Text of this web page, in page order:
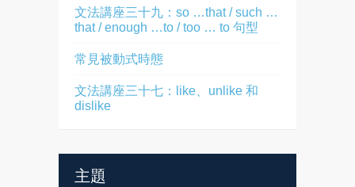
文法講座三十九：so …that / such …
that / enough …to / too … to 句型
常見被動式時態
文法講座三十七：like、unlike 和
dislike
主題